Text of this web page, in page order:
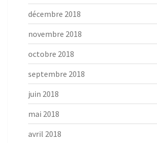
décembre 2018
novembre 2018
octobre 2018
septembre 2018
juin 2018
mai 2018
avril 2018